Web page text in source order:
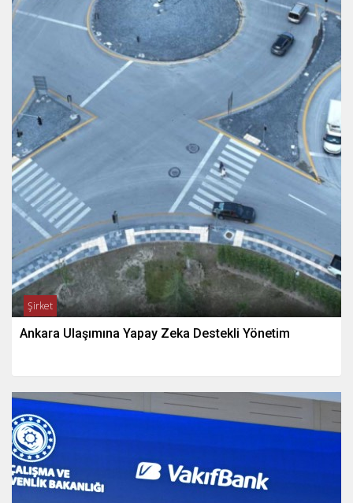
Şirket
Ankara Ulaşımına Yapay Zeka Destekli Yönetim